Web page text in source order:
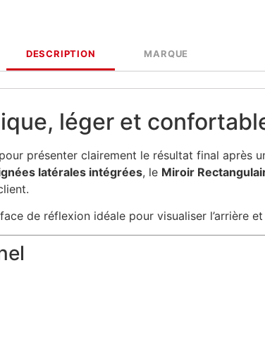
DESCRIPTION MARQUE
léger et
présenter clairement le résultat final après
latérales intégrées, le Miroir
de réflexion idéale pour visualiser l’arrière